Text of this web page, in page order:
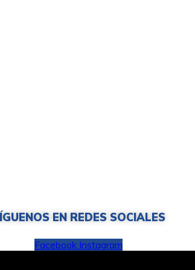
EN REDES SOCIALES
Facebook Instagram